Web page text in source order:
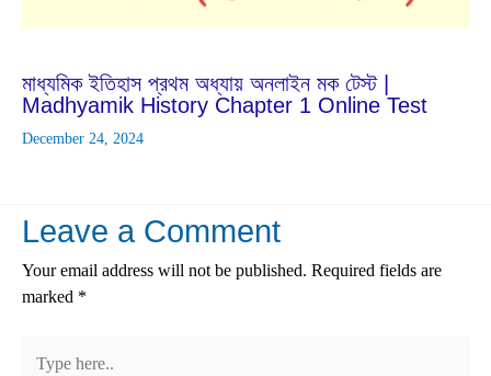
মাধ্যমিক ইতিহাস প্রথম অধ্যায় অনলাইন মক টেস্ট |
Madhyamik History Chapter 1 Online Test
December 24, 2024
Leave a Comment
Your email address will not be published. Required fields are
marked *